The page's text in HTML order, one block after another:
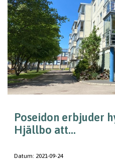
Poseidon erbjuder
Hjällbo att...
Datum: 2021-09-24